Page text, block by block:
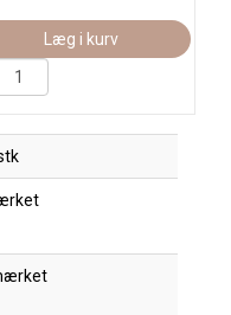
Læg i kurv